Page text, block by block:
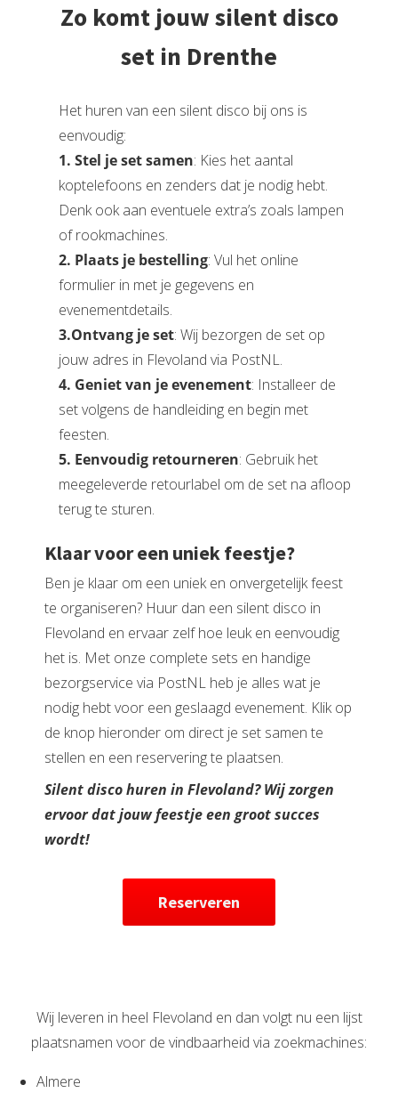
Zo komt jouw silent disco
set in Drenthe
Het huren van een silent disco bij ons is
eenvoudig:
1. Stel je set samen: Kies het aantal
koptelefoons en zenders dat je nodig hebt.
Denk ook aan eventuele extra’s zoals lampen
of rookmachines.
2. Plaats je bestelling: Vul het online
formulier in met je gegevens en
evenementdetails.
3.Ontvang je set: Wij bezorgen de set op
jouw adres in Flevoland via PostNL.
4. Geniet van je evenement: Installeer de
set volgens de handleiding en begin met
feesten.
5. Eenvoudig retourneren: Gebruik het
meegeleverde retourlabel om de set na afloop
terug te sturen.
Klaar voor een uniek feestje?
Ben je klaar om een uniek en onvergetelijk feest
te organiseren? Huur dan een silent disco in
Flevoland en ervaar zelf hoe leuk en eenvoudig
het is. Met onze complete sets en handige
bezorgservice via PostNL heb je alles wat je
nodig hebt voor een geslaagd evenement. Klik op
de knop hieronder om direct je set samen te
stellen en een reservering te plaatsen.
Silent disco huren in Flevoland? Wij zorgen
ervoor dat jouw feestje een groot succes
wordt!
Reserveren
Wij leveren in heel Flevoland en dan volgt nu een lijst
plaatsnamen voor de vindbaarheid via zoekmachines:
Almere